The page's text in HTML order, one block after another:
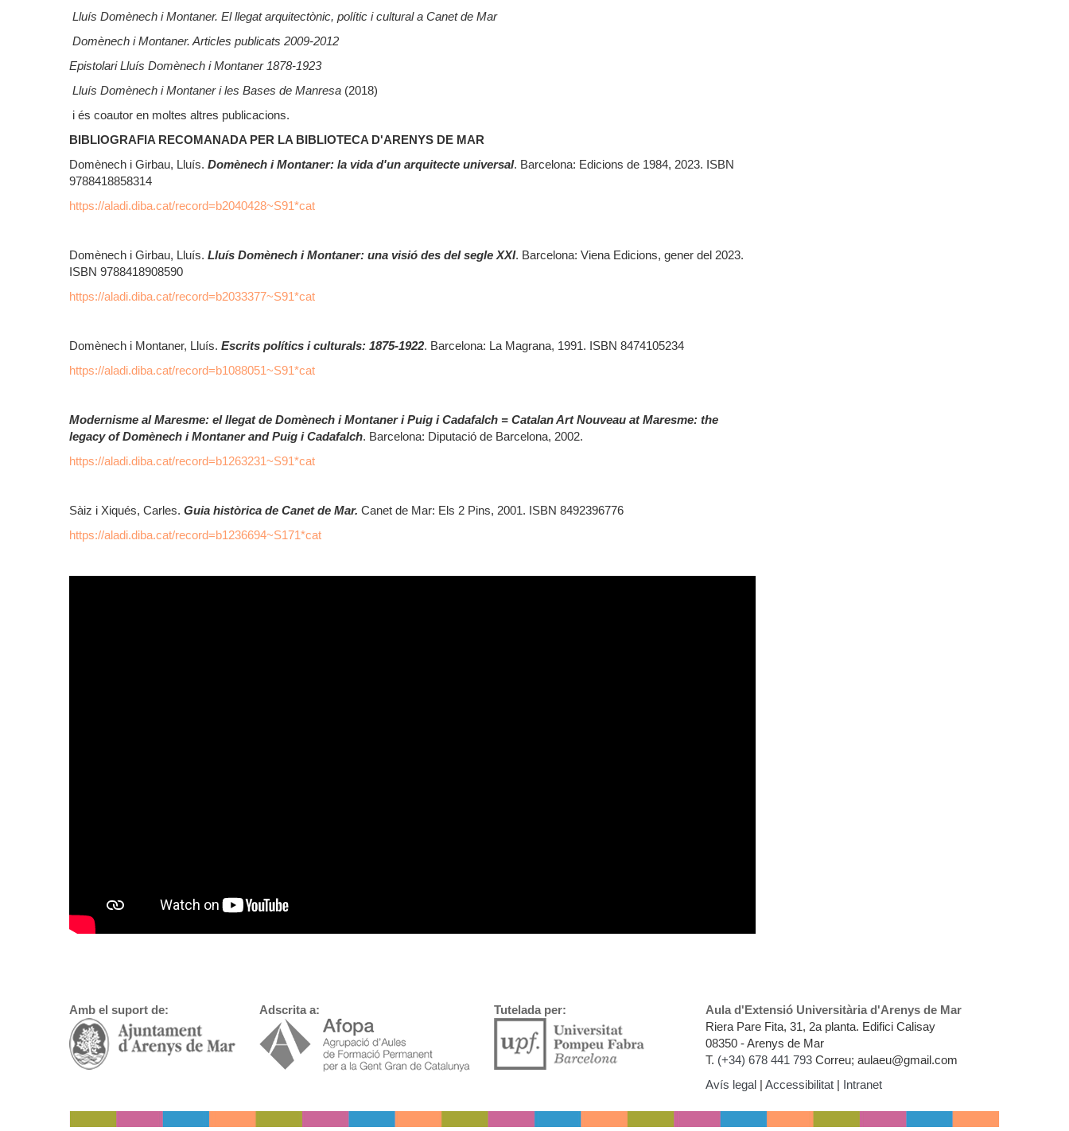
Lluís Domènech i Montaner. El llegat arquitectònic, polític i cultural a Canet de Mar
Domènech i Montaner. Articles publicats 2009-2012
Epistolari Lluís Domènech i Montaner 1878-1923
Lluís Domènech i Montaner i les Bases de Manresa (2018)
i és coautor en moltes altres publicacions.
BIBLIOGRAFIA RECOMANADA PER LA BIBLIOTECA D'ARENYS DE MAR
Domènech i Girbau, Lluís. Domènech i Montaner: la vida d'un arquitecte universal. Barcelona: Edicions de 1984, 2023. ISBN
9788418858314
https://aladi.diba.cat/record=b2040428~S91*cat
Domènech i Girbau, Lluís. Lluís Domènech i Montaner: una visió des del segle XXI. Barcelona: Viena Edicions, gener del 2023.
ISBN 9788418908590
https://aladi.diba.cat/record=b2033377~S91*cat
Domènech i Montaner, Lluís. Escrits polítics i culturals: 1875-1922. Barcelona: La Magrana, 1991. ISBN 8474105234
https://aladi.diba.cat/record=b1088051~S91*cat
Modernisme al Maresme: el llegat de Domènech i Montaner i Puig i Cadafalch = Catalan Art Nouveau at Maresme: the
legacy of Domènech i Montaner and Puig i Cadafalch. Barcelona: Diputació de Barcelona, 2002.
https://aladi.diba.cat/record=b1263231~S91*cat
Sàiz i Xiqués, Carles. Guia històrica de Canet de Mar. Canet de Mar: Els 2 Pins, 2001. ISBN 8492396776
https://aladi.diba.cat/record=b1236694~S171*cat
Amb el suport de: Adscrita a: Tutelada per:
Aula d'Extensió Universitària d'Arenys de Mar
Riera Pare Fita, 31, 2a planta. Edifici Calisay
08350 - Arenys de Mar
T. (+34) 678 441 793 Correu; aulaeu@gmail.com
Avís legal | Accessibilitat | Intranet